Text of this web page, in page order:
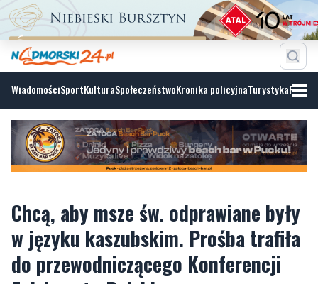
WiadomościSportKulturaSpołeczeństwoKronika policyjnaTurystyka
Chcą, aby msze św. odprawiane były
do przewodniczącego Konferencji
Episkopatu Polski
wtorek, 26 marca 2024, 16:00